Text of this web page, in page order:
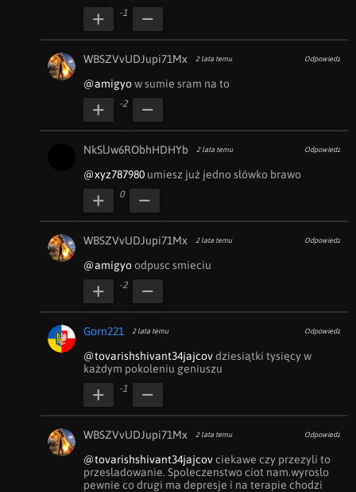
-1
WBSZVvUDJupi71Mx 2 lata temu Odpowiedz
@amigyo w sumie sram na to
-2
NkSlJw6RObhHDHYb 2 lata temu Odpowiedz
@xyz787980 umiesz już jedno słówko brawo
0
WBSZVvUDJupi71Mx 2 lata temu Odpowiedz
@amigyo odpusc smieciu
-2
Gorn221 2 lata temu Odpowiedz
@tovarishshivant34jajcov dziesiątki tysięcy w
każdym pokoleniu geniuszu
-1
WBSZVvUDJupi71Mx 2 lata temu Odpowiedz
@tovarishshivant34jajcov ciekawe czy przezyli to
przesladowanie. Spoleczenstwo ciot nam.wyroslo
pewnie co drugi ma depresje i na terapie chodzi